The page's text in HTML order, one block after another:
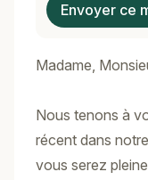
Envoyer ce
Madame,
Nous tenons à
récent dans
vous serez